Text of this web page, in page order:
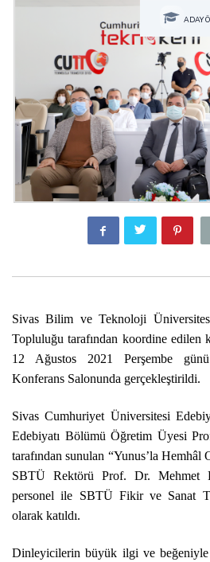
ADAY
Sivas Bilim ve Teknoloji
Topluluğu tarafından koordine edilen
12 Ağustos 2021 Perşembe
Konferans Salonunda gerçekleştirildi.
Sivas Cumhuriyet Üniversitesi
Edebiyatı Bölümü Öğretim Üyesi
tarafından sunulan “Yunus’la
SBTÜ Rektörü Prof. Dr. Mehmet
personel ile SBTÜ Fikir ve Sanat
olarak katıldı.
Dinleyicilerin büyük ilgi ve beğeniyle